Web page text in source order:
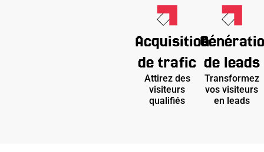
Acquisition
de trafic
Attirez des
visiteurs
qualifiés
de leads
Transformez
vos visiteurs
en leads